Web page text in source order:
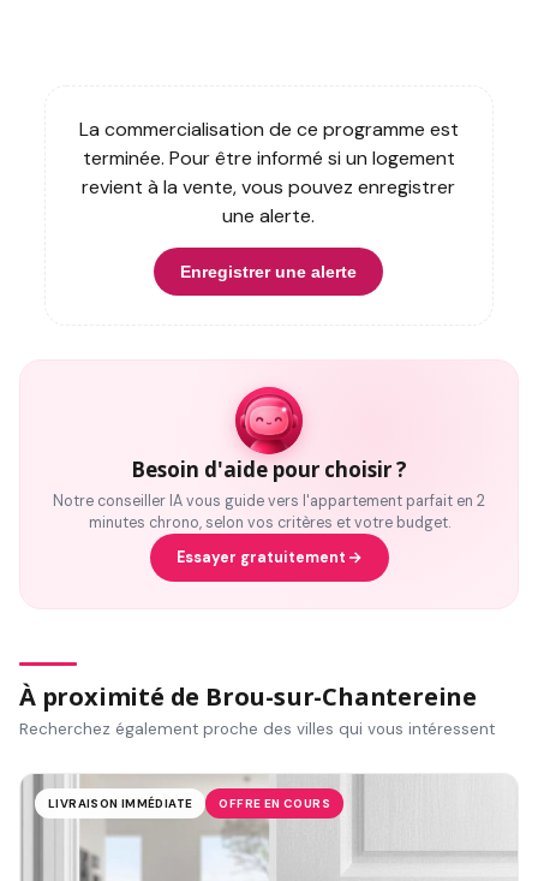
La commercialisation de ce programme est
terminée. Pour être informé si un logement
revient à la vente, vous pouvez enregistrer
une alerte.
Enregistrer une alerte
Besoin d'aide pour choisir ?
Notre conseiller IA vous guide vers l'appartement parfait en 2
minutes chrono, selon vos critères et votre budget.
Essayer gratuitement
À proximité de Brou-sur-Chantereine
Recherchez également proche des villes qui vous intéressent
LIVRAISON IMMÉDIATE OFFRE EN COURS